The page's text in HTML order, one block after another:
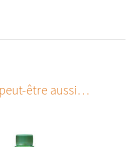
être aussi…